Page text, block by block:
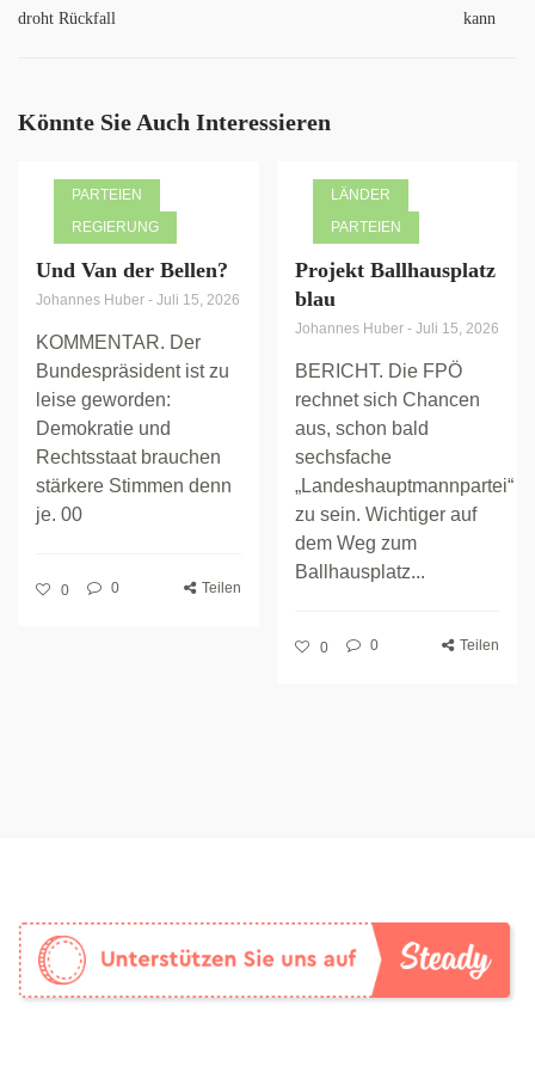
droht Rückfall
kann
Könnte Sie Auch Interessieren
PARTEIEN
REGIERUNG
Und Van der Bellen?
Johannes Huber - Juli 15, 2026
KOMMENTAR. Der
Bundespräsident ist zu
leise geworden:
Demokratie und
Rechtsstaat brauchen
stärkere Stimmen denn
je. 00
0 0 Teilen
LÄNDER
PARTEIEN
Projekt Ballhausplatz
blau
Johannes Huber - Juli 15, 2026
BERICHT. Die FPÖ
rechnet sich Chancen
aus, schon bald
sechsfache
„Landeshauptmannpartei“
zu sein. Wichtiger auf
dem Weg zum
Ballhausplatz...
0 0 Teilen